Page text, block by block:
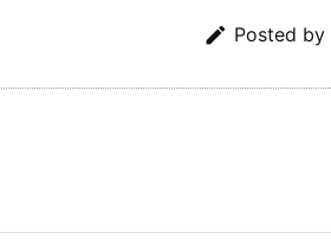
 Posted by